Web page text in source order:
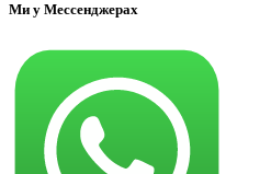
Ми у Мессенджерах